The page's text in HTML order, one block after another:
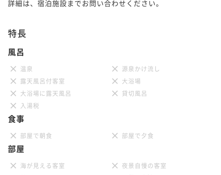
詳細は、宿泊施設までお問い合わせください。
特長
風呂
温泉
源泉かけ流し
露天風呂付客室
大浴場
大浴場に露天風呂
貸切風呂
入湯税
食事
部屋で朝食 部屋で夕食
部屋
海が見える客室
夜景自慢の客室